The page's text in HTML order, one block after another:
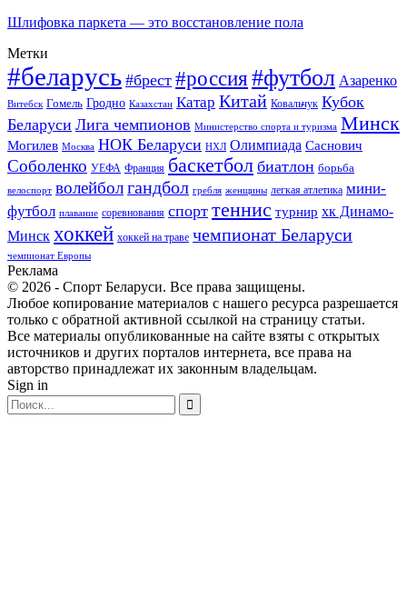
Шлифовка паркета — это восстановление пола
Метки
#беларусь #брест #россия#футбол Азаренко
Витебск Гомель Гродно Казахстан Катар Китай Ковальчук Кубок
Беларуси Лига чемпионов Министерство спорта и туризма Минск
Могилев Москва НОК Беларуси НХЛ Олимпиада Саснович
Соболенко УЕФА Франция баскетбол биатлон борьба
велоспорт волейболгандбол гребля женщины легкая атлетика мини-
футбол плавание соревнования спорт теннис турнир хк Динамо-
Минск хоккей хоккей на траве чемпионат Беларуси
чемпионат Европы
Реклама
© 2026 - Спорт Беларуси. Все права защищены.
Любое копирование материалов с нашего ресурса разрешается
только с обратной активной ссылкой на страницу статьи.
Все материалы опубликованные на сайте взяты с открытых
источников и других порталов интернета, все права на
авторство принадлежат их законным владельцам.
Sign in